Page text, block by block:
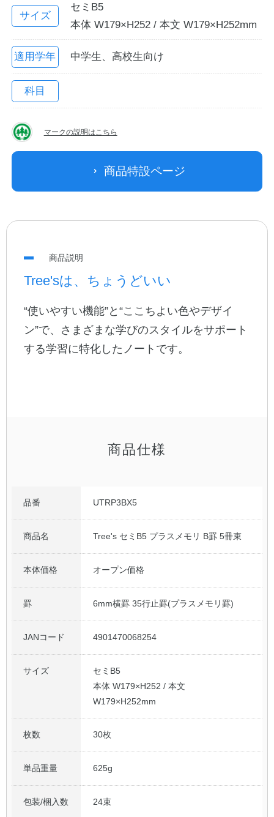
教職員の皆さまへ
法人のお客様へ
OEMご希望の方へ
日本ノート
サイズ
セミB5
本体 W179×H252 / 本文 W179×H252mm
適用学年 中学生、高校生向け
科目
マークの説明はこちら
商品特設ページ
商品説明
Tree'sは、ちょうどいい
“使いやすい機能”と“ここちよい色やデザイ
ン”で、さまざまな学びのスタイルをサポート
する学習に特化したノートです。
商品仕様
品番 UTRP3BX5
商品名 Tree's セミB5 プラスメモリ B罫 5冊束
本体価格 オープン価格
罫 6mm横罫 35行止罫(プラスメモリ罫)
JANコード 4901470068254
サイズ
セミB5
本体 W179×H252 / 本文
W179×H252mm
枚数 30枚
単品重量 625g
包装/梱入数 24束